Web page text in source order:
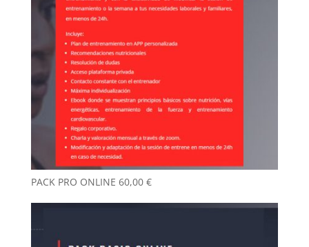
PACK PRO ONLINE 60,00 €